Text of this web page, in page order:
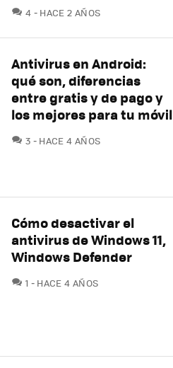
4 COMENTARIOS
HACE 2 AÑOS
Antivirus en Android:
qué son, diferencias
entre gratis y de pago y
los mejores para tu móvil
3 COMENTARIOS
HACE 4 AÑOS
Cómo desactivar el
antivirus de Windows 11,
Windows Defender
1 COMENTARIOS
HACE 4 AÑOS